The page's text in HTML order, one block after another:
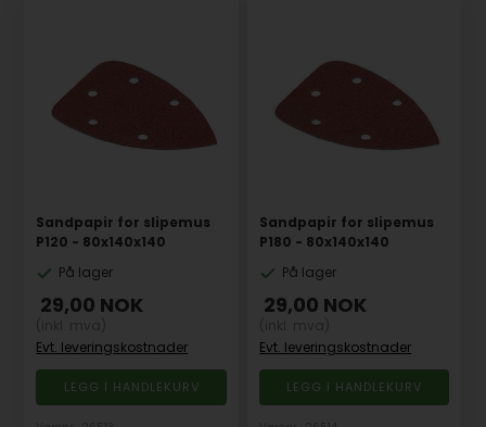
Sandpapir for slipemus
P120 - 80x140x140
På lager
29,00 NOK
Evt. leveringskostnader
Sandpapir for slipemus
P180 - 80x140x140
På lager
29,00 NOK
Evt. leveringskostnader